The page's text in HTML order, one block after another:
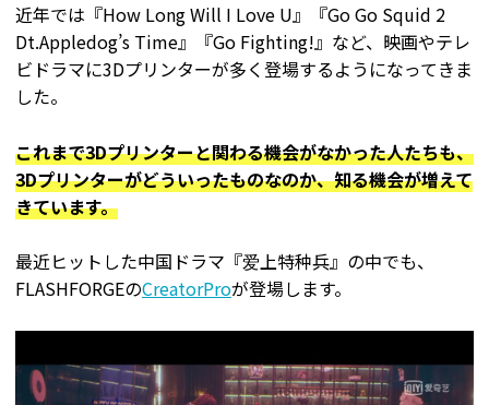
近年では『How Long Will I Love U』『Go Go Squid 2
Dt.Appledog’s Time』『Go Fighting!』など、映画やテレ
ビドラマに3Dプリンターが多く登場するようになってきま
した。
これまで3Dプリンターと関わる機会がなかった人たちも、
3Dプリンターがどういったものなのか、知る機会が増えて
きています。
最近ヒットした中国ドラマ『爱上特种兵』の中でも、
FLASHFORGEのCreatorProが登場します。